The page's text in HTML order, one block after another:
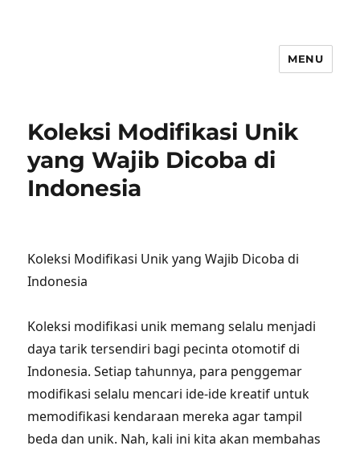
MENU
Koleksi Modifikasi Unik
yang Wajib Dicoba di
Indonesia
Koleksi Modifikasi Unik yang Wajib Dicoba di
Indonesia
Koleksi modifikasi unik memang selalu menjadi
daya tarik tersendiri bagi pecinta otomotif di
Indonesia. Setiap tahunnya, para penggemar
modifikasi selalu mencari ide-ide kreatif untuk
memodifikasi kendaraan mereka agar tampil
beda dan unik. Nah, kali ini kita akan membahas